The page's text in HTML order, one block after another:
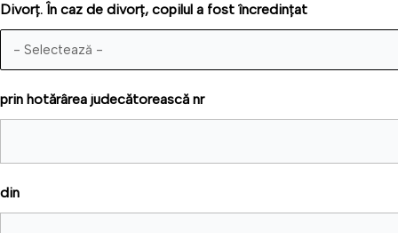
Divorț. În caz de divorț, copilul a fost încredințat
prin hotărârea judecătorească nr
din